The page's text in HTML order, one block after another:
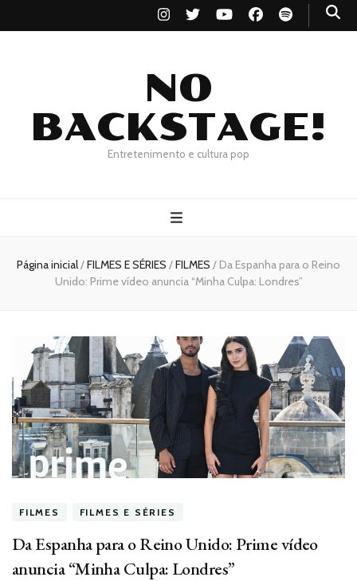
NO
BACKSTAGE!
Entretenimento e cultura pop
Página inicial/FILMES E SÉRIES /FILMES / Da Espanha para o Reino
Unido: Prime vídeo anuncia “Minha Culpa: Londres”
FILMES FILMES E SÉRIES
Da Espanha para o Reino Unido: Prime vídeo
anuncia “Minha Culpa: Londres”